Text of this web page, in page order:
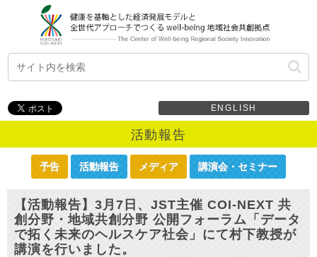
ENGLISH
活動報告
予告 活動報告 メディア 講演会・セミナー
【活動報告】3月7日、JST主催 COI-NEXT 共
創分野・地域共創分野 公開フォーラム「データ
で拓く未来のヘルスケア社会」にて村下教授が
講演を行いました。